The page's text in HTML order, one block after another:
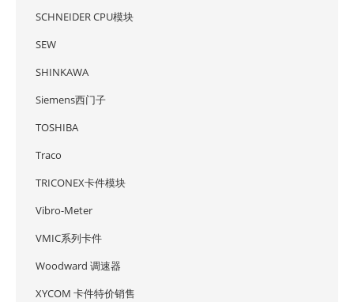
SCHNEIDER CPU模块
SEW
SHINKAWA
Siemens西门子
TOSHIBA
Traco
TRICONEX卡件模块
Vibro-Meter
VMIC系列卡件
Woodward 调速器
XYCOM 卡件特价销售